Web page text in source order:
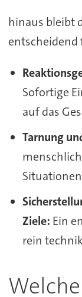
hinaus bleibt
entscheidend
Sofortige
auf das
Tarnung
Ziele: Ein
rein